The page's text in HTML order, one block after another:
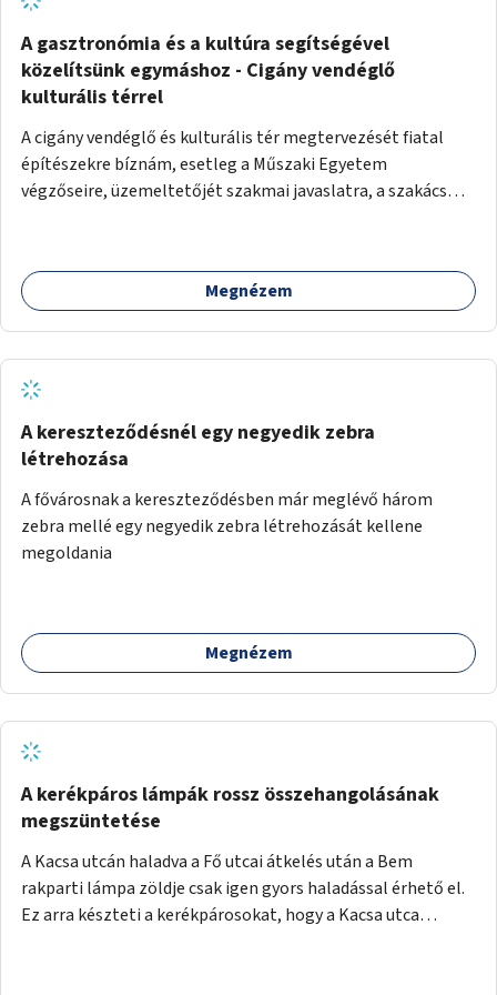
A gasztronómia és a kultúra segítségével
közelítsünk egymáshoz - Cigány vendéglő
kulturális térrel
A cigány vendéglő és kulturális tér megtervezését fiatal
építészekre bíznám, esetleg a Műszaki Egyetem
végzőseire, üzemeltetőjét szakmai javaslatra, a szakács
hagyományos cigányzene mellett, koncertek, gitárestek,
jazz művészek, roma diákok fellépései színesítenék a
a FreeSZFE hallgatóit, tanárait, teret adva az ő
kibontakozásuknak is. Színes, változatos műsor mellett
baráti körök alakulhatnak, hiszen a kultúra óriási kovász. A
falakat nagy cigány festők, Péli Tamás, Szentandrássy
festményei mellett, L. Ritók Nóra (Igazgyöngy)
gyermekeinek elismert rajzaiból időszaki kiállítás is helyet
kaphatna a térben. Segítségül Józsefváros önkormányzata,
Megnézem
A kereszteződésnél egy negyedik zebra
létrehozása
A fővárosnak a kereszteződésben már meglévő három
zebra mellé egy negyedik zebra létrehozását kellene
megoldania
Megnézem
A kerékpáros lámpák rossz összehangolásának
megszüntetése
A Kacsa utcán haladva a Fő utcai átkelés után a Bem
rakparti lámpa zöldje csak igen gyors haladással érhető el.
Ez arra készteti a kerékpárosokat, hogy a Kacsa utca